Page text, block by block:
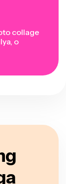
collage
o